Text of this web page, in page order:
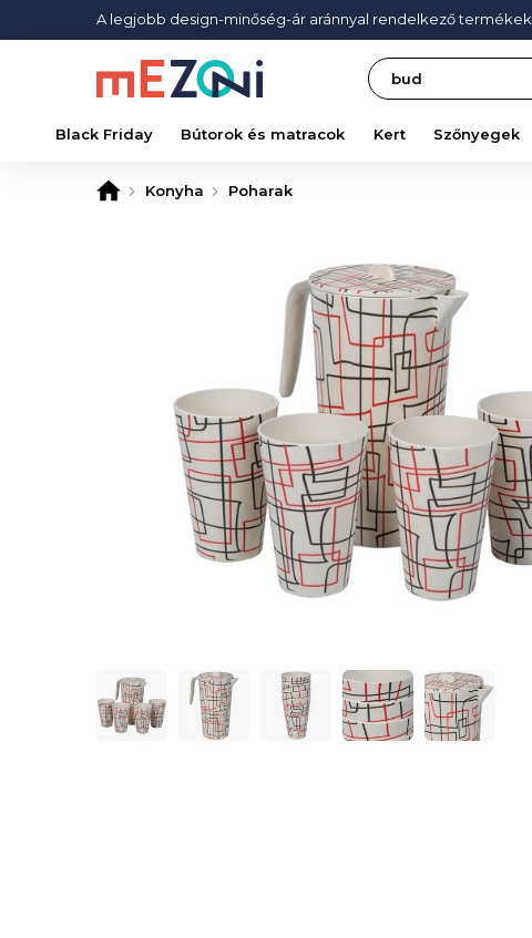
A legjobb design-minőség-ár aránnyal rendelkező termékek
Search
Black Friday Bútorok és matracok Kert Szőnyegek
Konyha Poharak